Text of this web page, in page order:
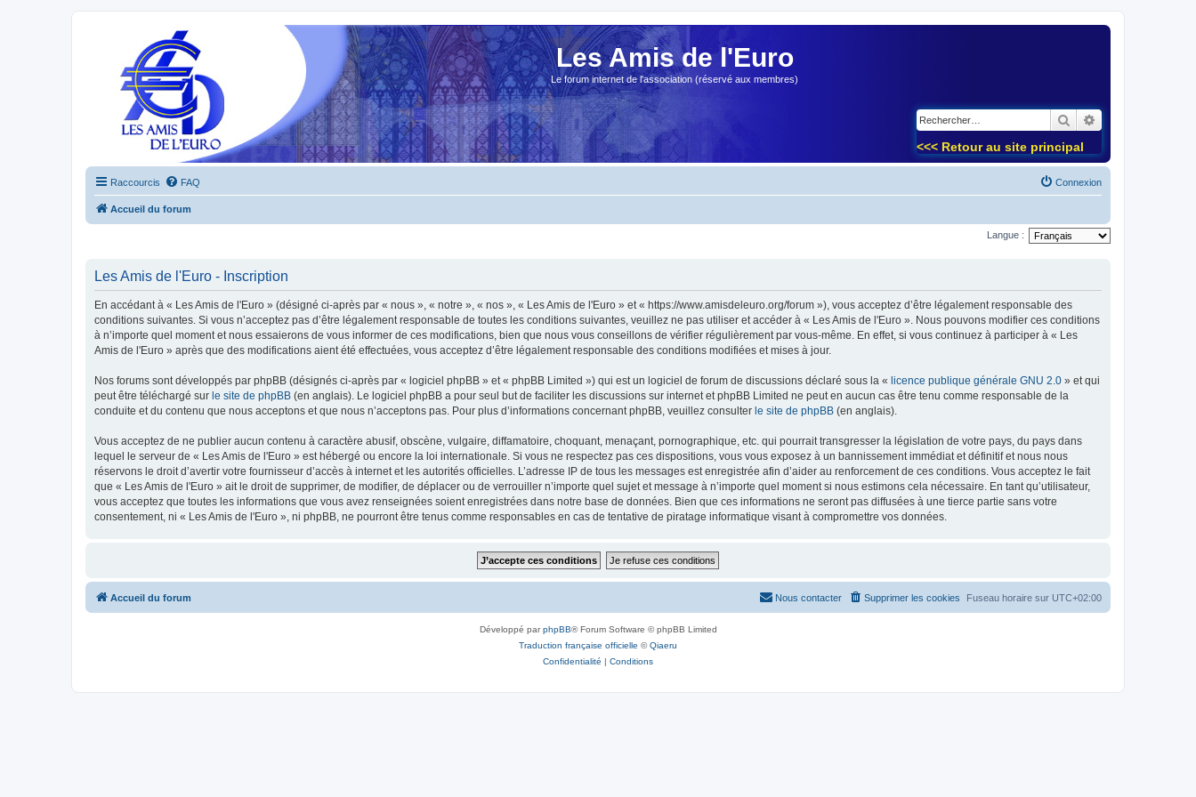
Les Amis de l'Euro
Le forum internet de l'association (réservé aux membres)
Rechercher
<<< Retour au site principal
Raccourcis FAQ Connexion
Accueil du forum
Langue :
Les Amis de l'Euro - Inscription
En accédant à « Les Amis de l'Euro » (désigné ci-après par « nous », « notre », « nos », « Les Amis de l'Euro » et « https://www.amisdeleuro.org/forum »), vous acceptez d’être légalement responsable des
conditions suivantes. Si vous n’acceptez pas d’être légalement responsable de toutes les conditions suivantes, veuillez ne pas utiliser et accéder à « Les Amis de l'Euro ». Nous pouvons modifier ces conditions
à n’importe quel moment et nous essaierons de vous informer de ces modifications, bien que nous vous conseillons de vérifier régulièrement par vous-même. En effet, si vous continuez à participer à « Les
Amis de l'Euro » après que des modifications aient été effectuées, vous acceptez d’être légalement responsable des conditions modifiées et mises à jour.
Nos forums sont développés par phpBB (désignés ci-après par « logiciel phpBB » et « phpBB Limited ») qui est un logiciel de forum de discussions déclaré sous la « licence publique générale GNU 2.0 » et qui
peut être téléchargé sur le site de phpBB (en anglais). Le logiciel phpBB a pour seul but de faciliter les discussions sur internet et phpBB Limited ne peut en aucun cas être tenu comme responsable de la
conduite et du contenu que nous acceptons et que nous n’acceptons pas. Pour plus d’informations concernant phpBB, veuillez consulter le site de phpBB (en anglais).
Vous acceptez de ne publier aucun contenu à caractère abusif, obscène, vulgaire, diffamatoire, choquant, menaçant, pornographique, etc. qui pourrait transgresser la législation de votre pays, du pays dans
lequel le serveur de « Les Amis de l'Euro » est hébergé ou encore la loi internationale. Si vous ne respectez pas ces dispositions, vous vous exposez à un bannissement immédiat et définitif et nous nous
réservons le droit d’avertir votre fournisseur d’accès à internet et les autorités officielles. L’adresse IP de tous les messages est enregistrée afin d’aider au renforcement de ces conditions. Vous acceptez le fait
que « Les Amis de l'Euro » ait le droit de supprimer, de modifier, de déplacer ou de verrouiller n’importe quel sujet et message à n’importe quel moment si nous estimons cela nécessaire. En tant qu’utilisateur,
vous acceptez que toutes les informations que vous avez renseignées soient enregistrées dans notre base de données. Bien que ces informations ne seront pas diffusées à une tierce partie sans votre
consentement, ni « Les Amis de l'Euro », ni phpBB, ne pourront être tenus comme responsables en cas de tentative de piratage informatique visant à compromettre vos données.
Accueil du forum Fuseau horaire sur UTC+02:00
Supprimer les cookies
Nous contacter
Développé parphpBB® Forum Software © phpBB Limited
Traduction française officielle ©Qiaeru
Confidentialité | Conditions